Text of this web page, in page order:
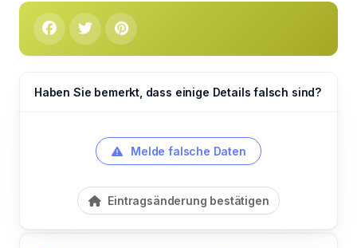
Haben Sie bemerkt, dass einige Details falsch sind?
Melde falsche Daten
Eintragsänderung bestätigen